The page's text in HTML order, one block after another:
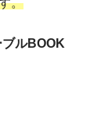
。
ルBOOK